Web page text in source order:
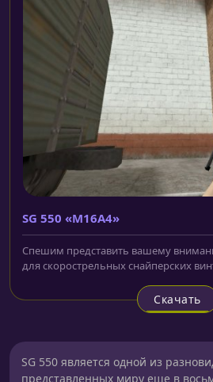
SG 550 «M16A4»
Спешим представить вашему
для скорострельных снайперских
Скачать
SG 550 является одной из
представленных миру еще в